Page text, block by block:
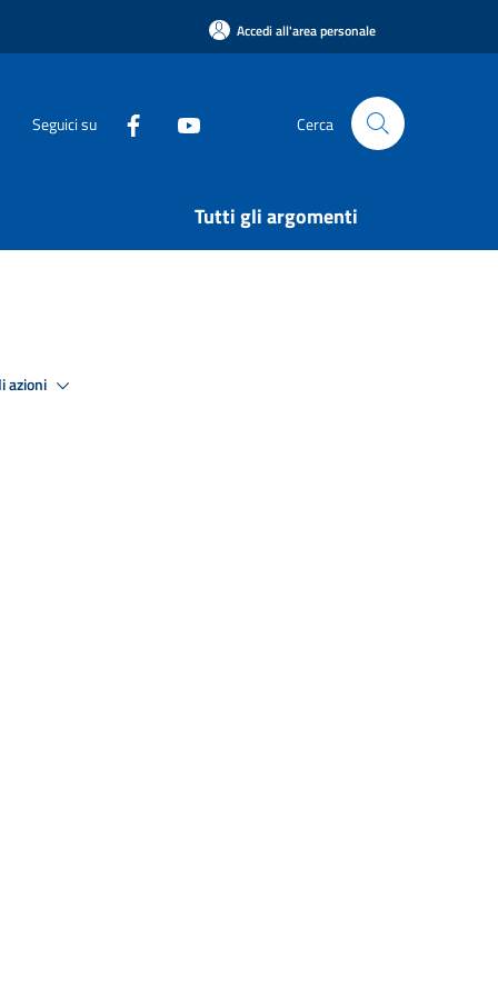
Accedi all'area personale
Seguici su Cerca
Tutti gli argomenti
azioni